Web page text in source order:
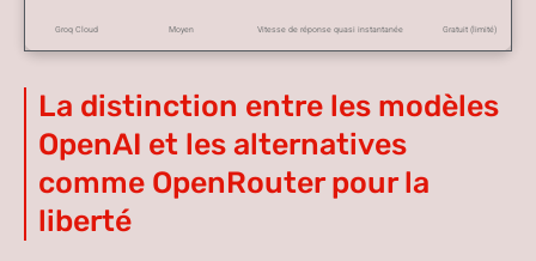
Groq Cloud Moyen Vitesse de réponse quasi instantanée Gratuit (limité)
La distinction entre les modèles
OpenAI et les alternatives
comme OpenRouter pour la
liberté